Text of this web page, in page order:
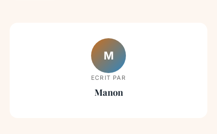
M
ECRIT PAR
Manon